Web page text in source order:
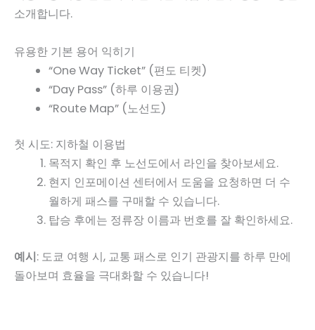
소개합니다.
유용한 기본 용어 익히기
“One Way Ticket” (편도 티켓)
“Day Pass” (하루 이용권)
“Route Map” (노선도)
첫 시도: 지하철 이용법
목적지 확인 후 노선도에서 라인을 찾아보세요.
현지 인포메이션 센터에서 도움을 요청하면 더 수
월하게 패스를 구매할 수 있습니다.
탑승 후에는 정류장 이름과 번호를 잘 확인하세요.
예시: 도쿄 여행 시, 교통 패스로 인기 관광지를 하루 만에
돌아보며 효율을 극대화할 수 있습니다!